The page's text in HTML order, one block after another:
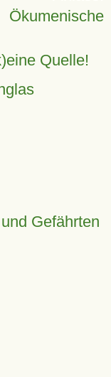
Quelle!
Gefährten